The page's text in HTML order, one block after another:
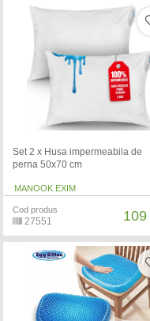
Set 2 x Husa impermeabila de
perna 50x70 cm
MANOOK EXIM
Cod produs
27551 109